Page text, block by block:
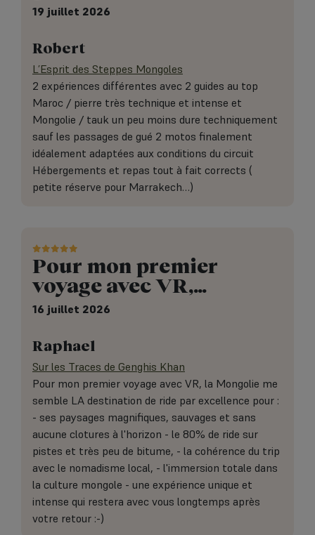
19 juillet 2026
Robert
L’Esprit des Steppes Mongoles
2 expériences différentes avec 2 guides au top
Maroc / pierre très technique et intense et
Mongolie / tauk un peu moins dure techniquement
sauf les passages de gué 2 motos finalement
idéalement adaptées aux conditions du circuit
Hébergements et repas tout à fait corrects (
petite réserve pour Marrakech…)
Pour mon premier
voyage avec VR,…
16 juillet 2026
Raphael
Sur les Traces de Genghis Khan
Pour mon premier voyage avec VR, la Mongolie me
semble LA destination de ride par excellence pour :
- ses paysages magnifiques, sauvages et sans
aucune clotures à l'horizon - le 80% de ride sur
pistes et très peu de bitume, - la cohérence du trip
avec le nomadisme local, - l'immersion totale dans
la culture mongole - une expérience unique et
intense qui restera avec vous longtemps après
votre retour :-)